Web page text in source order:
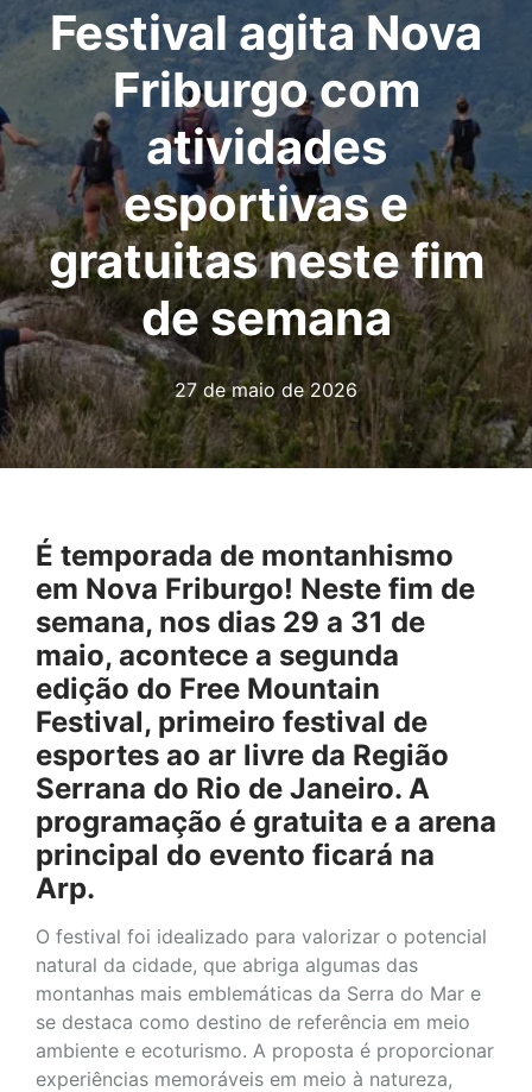
Festival agita Nova
Friburgo com
atividades
esportivas e
gratuitas neste fim
de semana
27 de maio de 2026
É temporada de montanhismo
em Nova Friburgo! Neste fim de
semana, nos dias 29 a 31 de
maio, acontece a segunda
edição do Free Mountain
Festival, primeiro festival de
esportes ao ar livre da Região
Serrana do Rio de Janeiro. A
programação é gratuita e a arena
principal do evento ficará na
Arp.
O festival foi idealizado para valorizar o potencial
natural da cidade, que abriga algumas das
montanhas mais emblemáticas da Serra do Mar e
se destaca como destino de referência em meio
ambiente e ecoturismo. A proposta é proporcionar
experiências memoráveis em meio à natureza,